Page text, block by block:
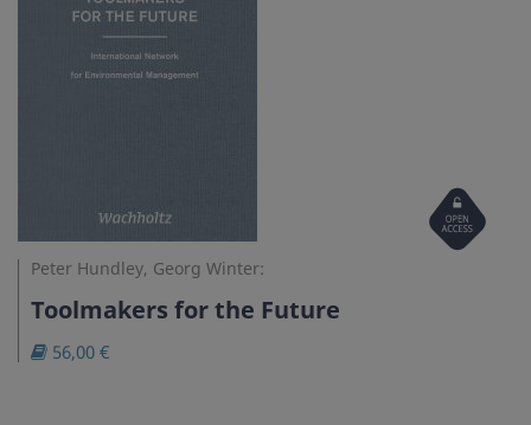
Open
Access
Peter Hundley, Georg Winter:
Toolmakers for the Future
56,00 €